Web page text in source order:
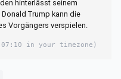
hinterlässt seinem
Trump kann die
Vorgängers verspielen.
in your timezone)